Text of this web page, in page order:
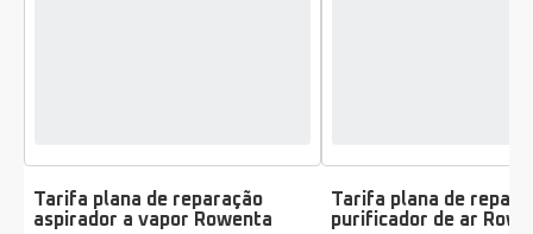
Tarifa plana de reparação
aspirador a vapor Rowenta
Tarifa plana de
purificador de ar